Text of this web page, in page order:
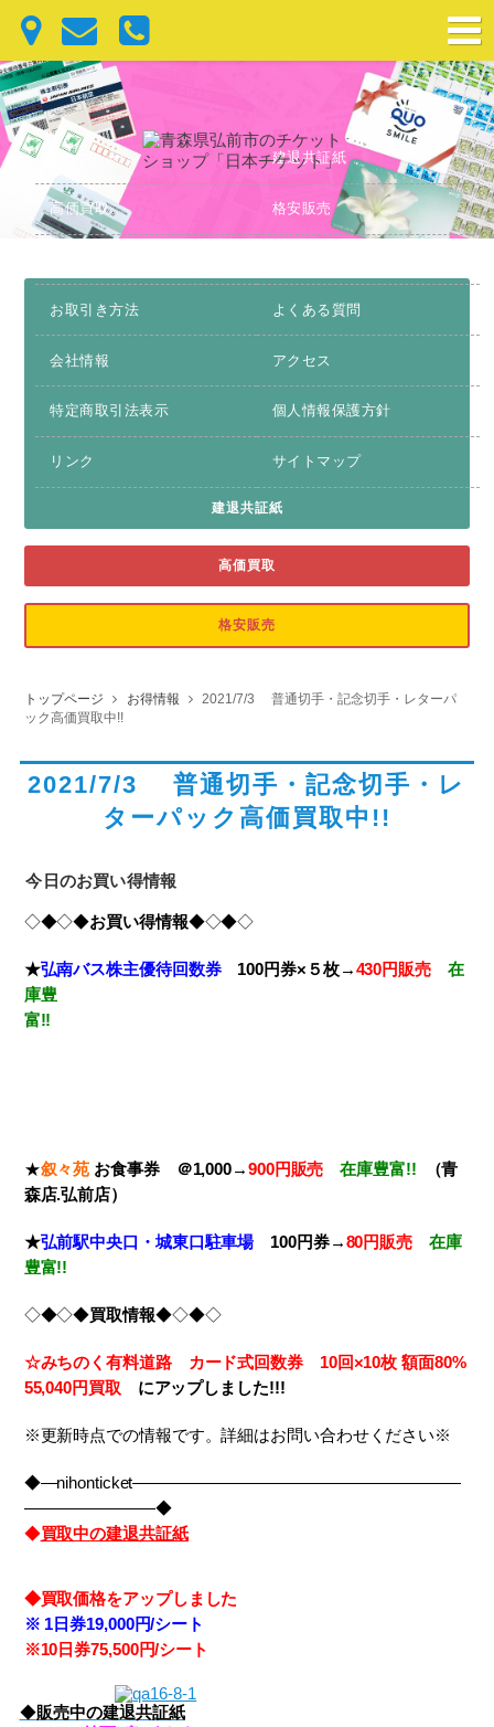
トップページ 建退共証紙
高価買取 格安販売
お取引き方法 よくある質問
会社情報 アクセス
特定商取引法表示 個人情報保護方針
リンク サイトマップ
建退共証紙
高価買取
格安販売
トップページ お得情報
2021/7/3 普通切手・記念切手・レターパ
ック高価買取中!!
2021/7/3 普通切手・記念切手・レ
ターパック高価買取中!!
今日のお買い得情報
◇◆◇◆お買い得情報◆◇◆◇
★弘南バス株主優待回数券 100円券×５枚→430円販売
在
庫豊
富!!
★叙々苑 お食事券 ＠1,000→900円販売 在庫豊富!! （青
森店.弘前店）
★弘前駅中央口・城東口駐車場 100円券→80円販売
在庫
豊富!!
◇◆◇◆買取情報◆◇◆◇
☆みちのく有料道路 カード式回数券 10回×10枚額面80%
55,040円買取 にアップしました!!!
※更新時点での情報です。詳細はお問い合わせください※
◆―nihonticket――――――――――――――――――――
――――――――◆
◆買取中の建退共証紙
◆買取価格をアップしました
※ 1日券19,000円/シート
※10 日券75,500円/シート
◆販売中の建退共証紙